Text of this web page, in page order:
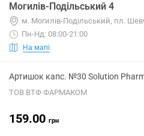
Могилів-Подільський 4
м. Могилів-Подільський, пл.
Пн-Нд: 08:00-21:00
На мапі
Артишок капс. №30 Solution
ТОВ ВТФ ФАРМАКОМ
159.00 грн